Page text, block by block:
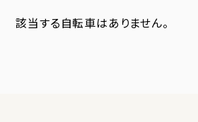
該当する自転車はありません。